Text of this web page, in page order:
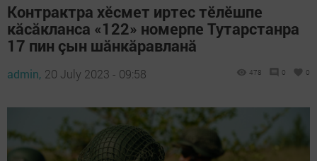
Контрактра хӗсмет иртес тӗлӗшпе
кăсăкланса «122» номерпе Тутарстанра
17 пин çын шăнкăравланă
admin, 20 July 2023 - 09:58 478 0 0